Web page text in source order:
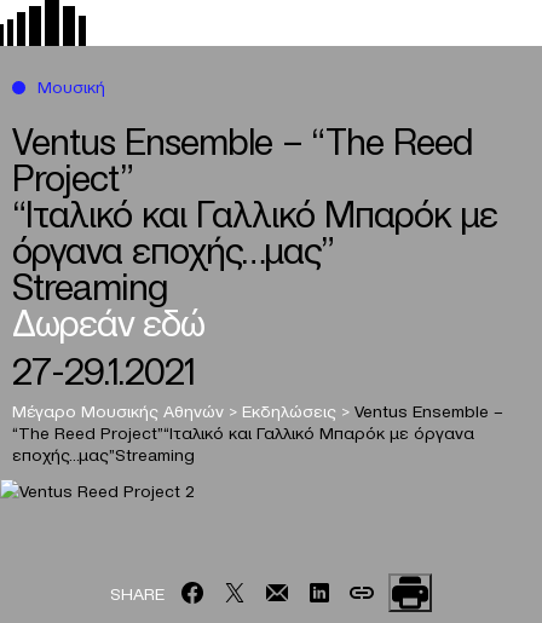
Ventus Ensemble – “The Reed
Project”
“Ιταλικό και Γαλλικό Μπαρόκ με
όργανα εποχής…μας”
Streaming
Δωρεάν εδώ
27-29.1.2021
Μέγαρο Μουσικής Αθηνών > Εκδηλώσεις > Ventus Ensemble –
“The Reed Project”“Ιταλικό και Γαλλικό Μπαρόκ με όργανα
εποχής…μας”Streaming
Μουσική
SHARE